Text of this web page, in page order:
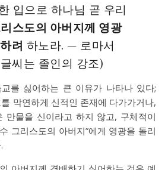
입으로 하나님 곧 우리
스도의 아버지께 영광
려 하노라. — 로마서
씨는 졸인의 강조)
막연하게 신적인 존재에 다가가거나,
만물을 신이라고 하지 않고, 구체적이
그리스도의 아버지”에게 영광을 돌리